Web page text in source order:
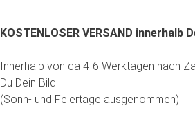
KOSTENLOSER VERSAND innerhalb
Innerhalb von ca 4-6 Werktagen nach
Du Dein Bild.
(Sonn- und Feiertage ausgenommen).